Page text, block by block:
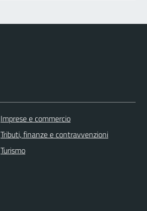
Imprese e commercio
Tributi, finanze e contravvenzioni
Turismo